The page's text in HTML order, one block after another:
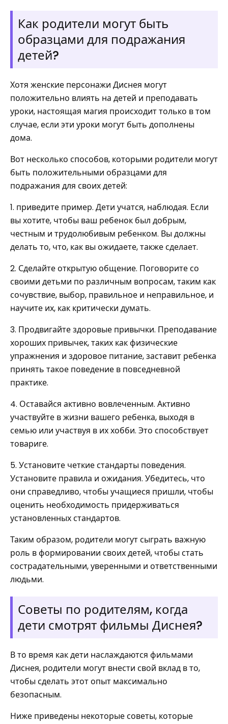
Как родители могут быть
образцами для подражания
детей?
Хотя женские персонажи Диснея могут
положительно влиять на детей и преподавать
уроки, настоящая магия происходит только в том
случае, если эти уроки могут быть дополнены
дома.
Вот несколько способов, которыми родители могут
быть положительными образцами для
подражания для своих детей:
1. приведите пример. Дети учатся, наблюдая. Если
вы хотите, чтобы ваш ребенок был добрым,
честным и трудолюбивым ребенком. Вы должны
делать то, что, как вы ожидаете, также сделает.
2. Сделайте открытую общение. Поговорите со
своими детьми по различным вопросам, таким как
сочувствие, выбор, правильное и неправильное, и
научите их, как критически думать.
3. Продвигайте здоровые привычки. Преподавание
хороших привычек, таких как физические
упражнения и здоровое питание, заставит ребенка
принять такое поведение в повседневной
практике.
4. Оставайся активно вовлеченным. Активно
участвуйте в жизни вашего ребенка, выходя в
семью или участвуя в их хобби. Это способствует
товариге.
5. Установите четкие стандарты поведения.
Установите правила и ожидания. Убедитесь, что
они справедливо, чтобы учащиеся пришли, чтобы
оценить необходимость придерживаться
установленных стандартов.
Таким образом, родители могут сыграть важную
роль в формировании своих детей, чтобы стать
сострадательными, уверенными и ответственными
людьми.
Советы по родителям, когда
дети смотрят фильмы Диснея?
В то время как дети наслаждаются фильмами
Диснея, родители могут внести свой вклад в то,
чтобы сделать этот опыт максимально
безопасным.
Ниже приведены некоторые советы, которые